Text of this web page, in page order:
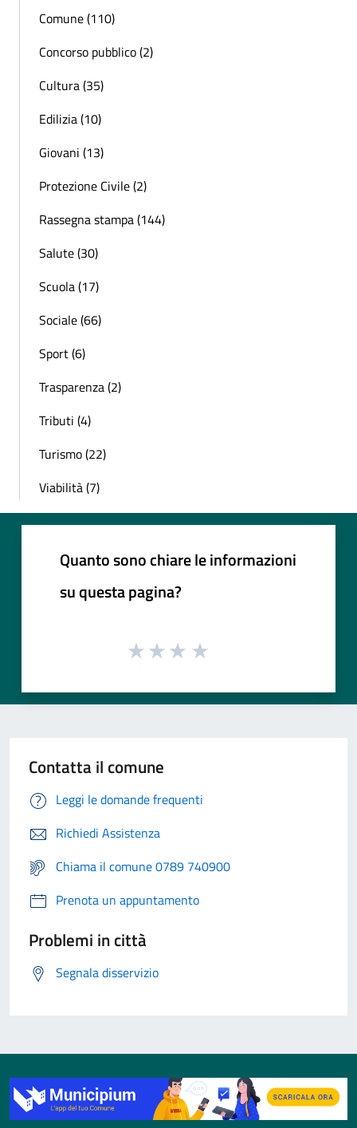
Comune (110)
Concorso pubblico (2)
Cultura (35)
Edilizia (10)
Giovani (13)
Protezione Civile (2)
Rassegna stampa (144)
Salute (30)
Scuola (17)
Sociale (66)
Sport (6)
Trasparenza (2)
Tributi (4)
Turismo (22)
Viabilità (7)
Quanto sono chiare le informazioni
su questa pagina?
Contatta il comune
Leggi le domande frequenti
Richiedi Assistenza
Chiama il comune 0789 740900
Prenota un appuntamento
Problemi in città
Segnala disservizio